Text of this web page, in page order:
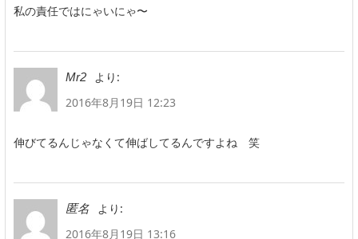
私の責任ではにゃいにゃ〜
Mr2
より:
2016年8月19日 12:23
伸びてるんじゃなくて伸ばしてるんですよね 笑
匿名
より:
2016年8月19日 13:16